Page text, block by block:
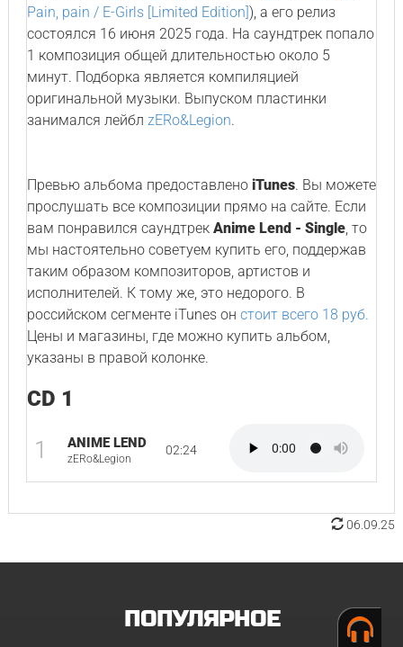
Pain, pain / E-Girls [Limited Edition]), а его релиз
состоялся 16 июня 2025 года. На саундтрек попало
1 композиция общей длительностью около 5
минут. Подборка является компиляцией
оригинальной музыки. Выпуском пластинки
занимался лейбл zERo&Legion.
Превью альбома предоставлено iTunes. Вы можете
прослушать все композиции прямо на сайте. Если
вам понравился саундтрек Anime Lend - Single, то
мы настоятельно советуем купить его, поддержав
таким образом композиторов, артистов и
исполнителей. К тому же, это недорого. В
российском сегменте iTunes он стоит всего 18 руб.
Цены и магазины, где можно купить альбом,
указаны в правой колонке.
CD 1
1 ANIME LEND
zERo&Legion
02:24
06.09.25
ПОПУЛЯРНОЕ